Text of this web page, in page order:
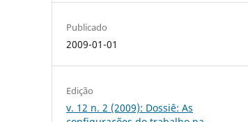
Publicado
2009-01-01
Edição
v. 12 n. 2 (2009): Dossiê: As